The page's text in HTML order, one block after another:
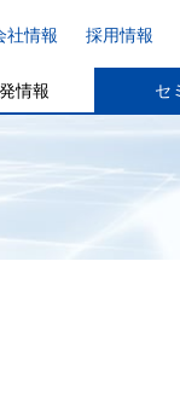
社情報 採用情報
情報 セ